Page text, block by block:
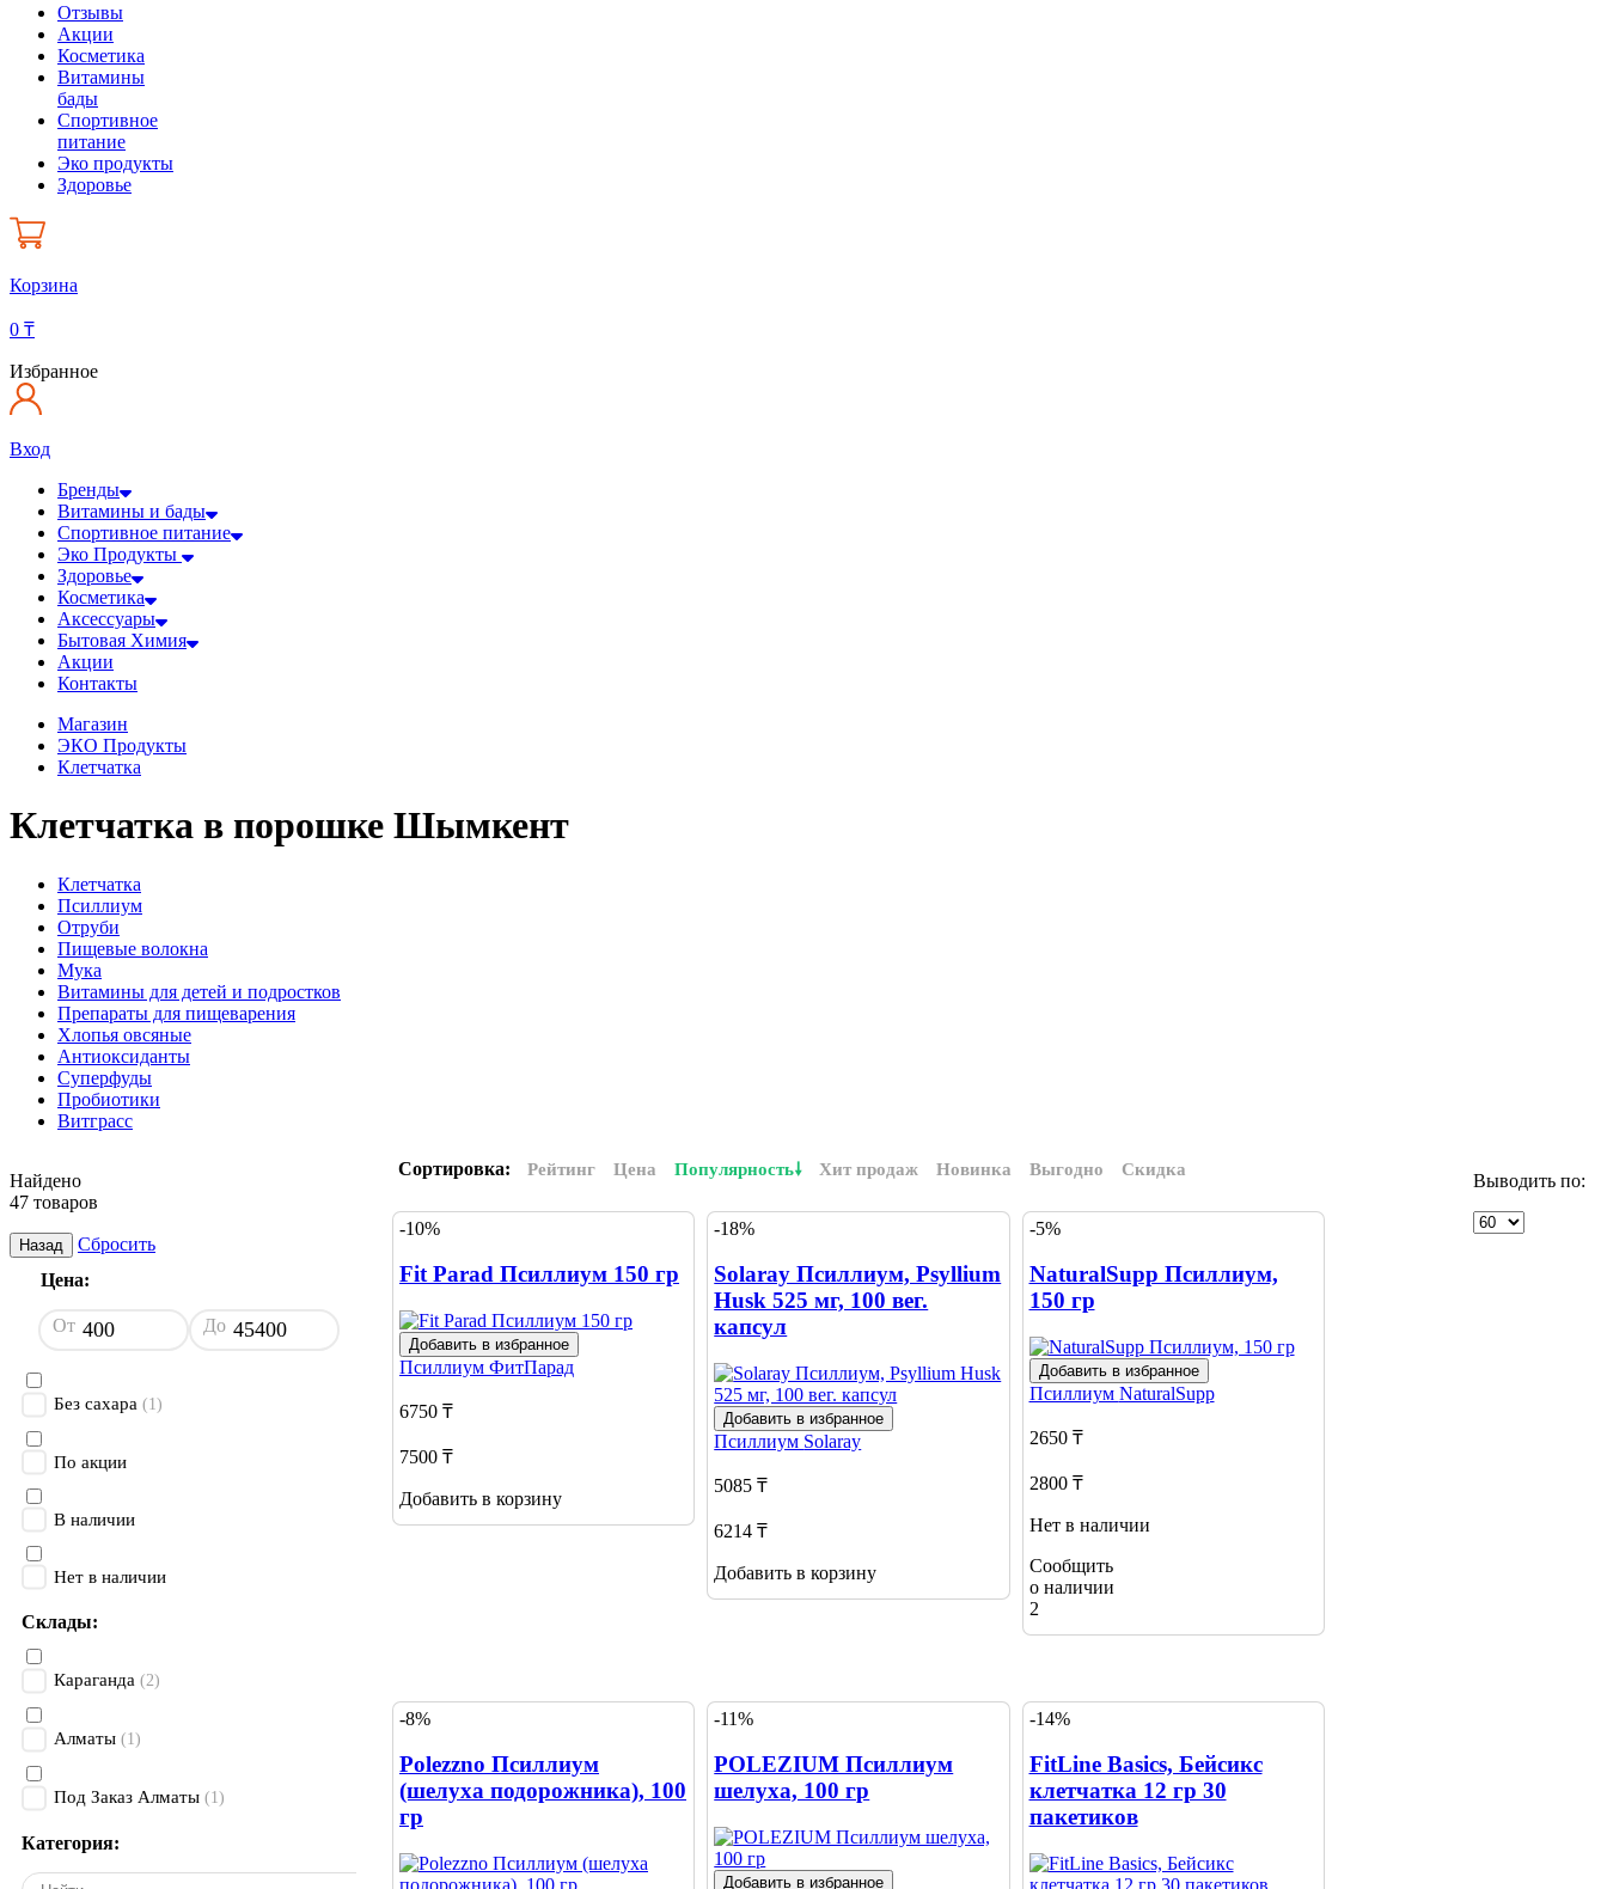
Отзывы
Акции
Косметика
Витамины
бады
Спортивное
питание
Эко продукты
Здоровье
Корзина
0 ₸
Избранное
Вход
Бренды
Витамины и бады
Спортивное питание
Эко Продукты
Здоровье
Косметика
Аксессуары
Бытовая Химия
Акции
Контакты
Магазин
ЭКО Продукты
Клетчатка
Клетчатка в порошке Шымкент
Клетчатка
Псиллиум
Отруби
Пищевые волокна
Мука
Витамины для детей и подростков
Препараты для пищеварения
Хлопья овсяные
Антиоксиданты
Суперфуды
Пробиотики
Витграсс
Сортировка: Рейтинг Цена Популярность Хит продаж Новинка Выгодно Скидка
Выводить по:
Найдено
47 товаров
Назад
Сбросить
Цена:
От До
Без сахара (1)
По акции
В наличии
Нет в наличии
Склады:
Караганда (2)
Алматы (1)
Под Заказ Алматы (1)
Категория:
-10%
Fit Parad Псиллиум 150 гр
Добавить в избранное
Псиллиум ФитПарад
6750 ₸
7500 ₸
Добавить в корзину
-18%
Solaray Псиллиум, Psyllium
Husk 525 мг, 100 вег.
капсул
Добавить в избранное
Псиллиум Solaray
5085 ₸
6214 ₸
Добавить в корзину
-5%
NaturalSupp Псиллиум,
150 гр
Добавить в избранное
Псиллиум NaturalSupp
2650 ₸
2800 ₸
Нет в наличии
Сообщить
о наличии
2
-8%
Polezzno Псиллиум
(шелуха подорожника), 100
гр
-11%
POLEZIUM Псиллиум
шелуха, 100 гр
Добавить в избранное
-14%
FitLine Basics, Бейсикс
клетчатка 12 гр 30
пакетиков